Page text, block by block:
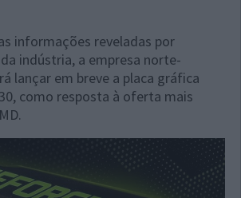
informações reveladas por
indústria, a empresa norte-
lançar em breve a placa gráfica
como resposta à oferta mais